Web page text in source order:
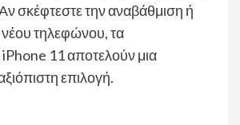
σκέφτεστε την αναβάθμιση ή
τηλεφώνου, τα
iPhone 11 αποτελούν μια
επιλογή.